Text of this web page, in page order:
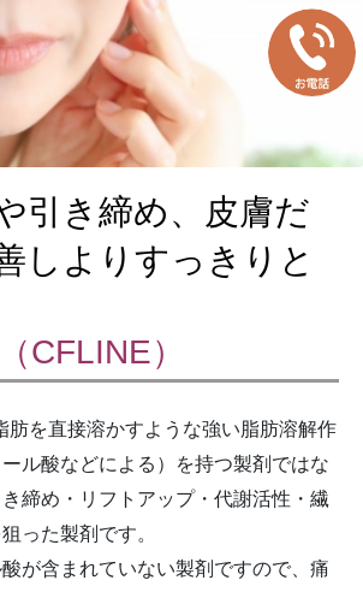
引き締め、
皮膚だ
しよりすっきりと
CFLINE）
肪を直接溶かすような強い脂肪溶解作
ル酸などによる）を持つ製剤ではな
締め・リフトアップ・代謝活性・繊
った製剤です。
が含まれていない製剤ですので、痛